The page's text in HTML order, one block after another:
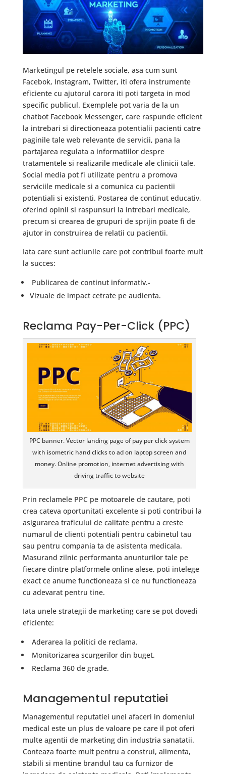
Marketingul pe retelele sociale, asa cum sunt
Facebok, Instagram, Twitter, iti ofera instrumente
eficiente cu ajutorul carora iti poti targeta in mod
specific publicul. Exemplele pot varia de la un
chatbot Facebook Messenger, care raspunde eficient
la intrebari si directioneaza potentialii pacienti catre
paginile tale web relevante de servicii, pana la
partajarea regulata a informatiilor despre
tratamentele si realizarile medicale ale clinicii tale.
Social media pot fi utilizate pentru a promova
serviciile medicale si a comunica cu pacientii
potentiali si existenti. Postarea de continut educativ,
oferind opinii si raspunsuri la intrebari medicale,
precum si crearea de grupuri de sprijin poate fi de
ajutor in construirea de relatii cu pacientii.
Iata care sunt actiunile care pot contribui foarte mult
la succes:
Publicarea de continut informativ.-
Vizuale de impact cetrate pe audienta.
Reclama Pay-Per-Click (PPC)
PPC banner. Vector landing page of pay per click system
with isometric hand clicks to ad on laptop screen and
money. Online promotion, internet advertising with
driving traffic to website
Prin reclamele PPC pe motoarele de cautare, poti
crea cateva oportunitati excelente si poti contribui la
asigurarea traficului de calitate pentru a creste
numarul de clienti potentiali pentru cabinetul tau
sau pentru compania ta de asistenta medicala.
Masurand zilnic performanta anunturilor tale pe
fiecare dintre platformele online alese, poti intelege
exact ce anume functioneaza si ce nu functioneaza
cu adevarat pentru tine.
Iata unele strategii de marketing care se pot dovedi
eficiente:
Aderarea la politici de reclama.
Monitorizarea scurgerilor din buget.
Reclama 360 de grade.
Managementul reputatiei
Managementul reputatiei unei afaceri in domeniul
medical este un plus de valoare pe care il pot oferi
multe agentii de marketing din industria sanatatii.
Conteaza foarte mult pentru a construi, alimenta,
stabili si mentine brandul tau ca furnizor de